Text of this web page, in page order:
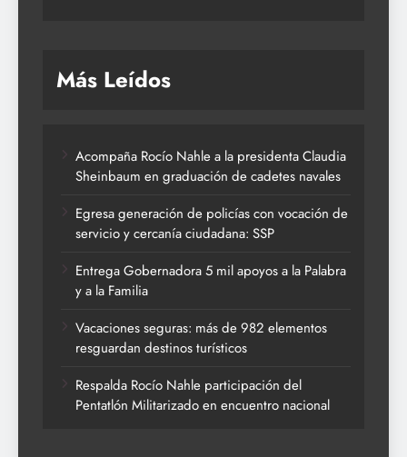
Más Leídos
Acompaña Rocío Nahle a la presidenta Claudia
Sheinbaum en graduación de cadetes navales
Egresa generación de policías con vocación de
servicio y cercanía ciudadana: SSP
Entrega Gobernadora 5 mil apoyos a la Palabra
y a la Familia
Vacaciones seguras: más de 982 elementos
resguardan destinos turísticos
Respalda Rocío Nahle participación del
Pentatlón Militarizado en encuentro nacional